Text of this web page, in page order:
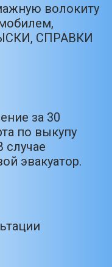
волокиту
СПРАВКИ
за 30
по выкупу
случае
эвакуатор.